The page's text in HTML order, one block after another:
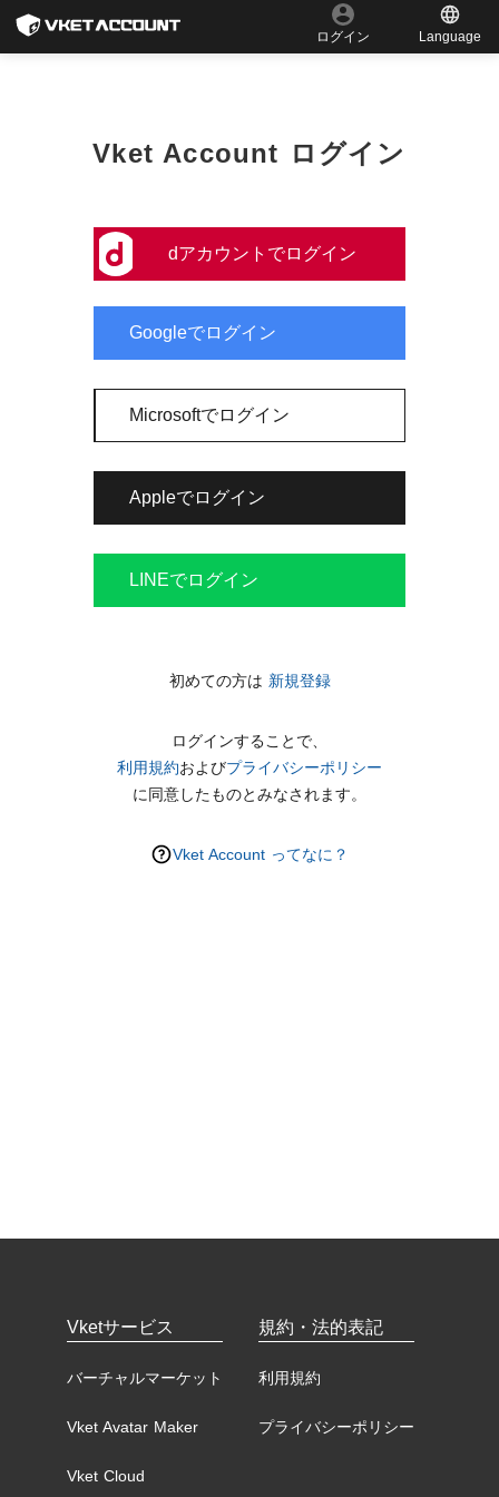
ログイン Language
Vket Account ログイン
dアカウントでログイン
Googleでログイン
Microsoftでログイン
Appleでログイン
LINEでログイン
初めての方は 新規登録
ログインすることで、
利用規約およびプライバシーポリシー
に同意したものとみなされます。
Vket Account ってなに？
Vketサービス
バーチャルマーケット
Vket Avatar Maker
Vket Cloud
規約・法的表記
利用規約
プライバシーポリシー